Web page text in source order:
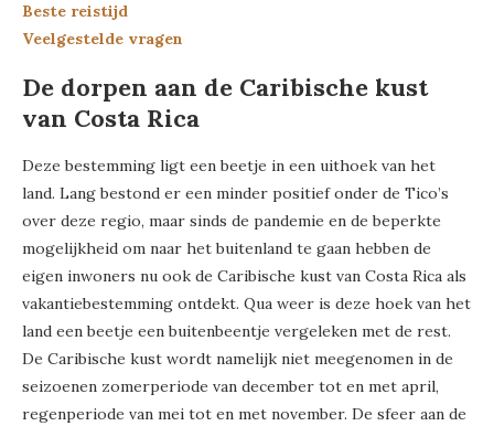
Beste reistijd
Veelgestelde vragen
De dorpen aan de Caribische kust
van Costa Rica
Deze bestemming ligt een beetje in een uithoek van het
land. Lang bestond er een minder positief onder de Tico’s
over deze regio, maar sinds de pandemie en de beperkte
mogelijkheid om naar het buitenland te gaan hebben de
eigen inwoners nu ook de Caribische kust van Costa Rica als
vakantiebestemming ontdekt. Qua weer is deze hoek van het
land een beetje een buitenbeentje vergeleken met de rest.
De Caribische kust wordt namelijk niet meegenomen in de
seizoenen zomerperiode van december tot en met april,
regenperiode van mei tot en met november. De sfeer aan de